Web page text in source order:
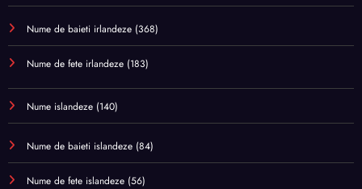
Nume de baieti irlandeze (368)
Nume de fete irlandeze (183)
Nume islandeze (140)
Nume de baieti islandeze (84)
Nume de fete islandeze (56)